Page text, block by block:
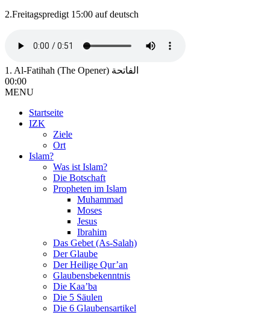
2.Freitagspredigt 15:00 auf deutsch
1. Al-Fatihah (The Opener) الفاتحة
00:00
MENU
Startseite
IZK
Ziele
Ort
Islam?
Was ist Islam?
Die Botschaft
Propheten im Islam
Muhammad
Moses
Jesus
Ibrahim
Das Gebet (As-Salah)
Der Glaube
Der Heilige Qur’an
Glaubensbekenntnis
Die Kaa’ba
Die 5 Säulen
Die 6 Glaubensartikel